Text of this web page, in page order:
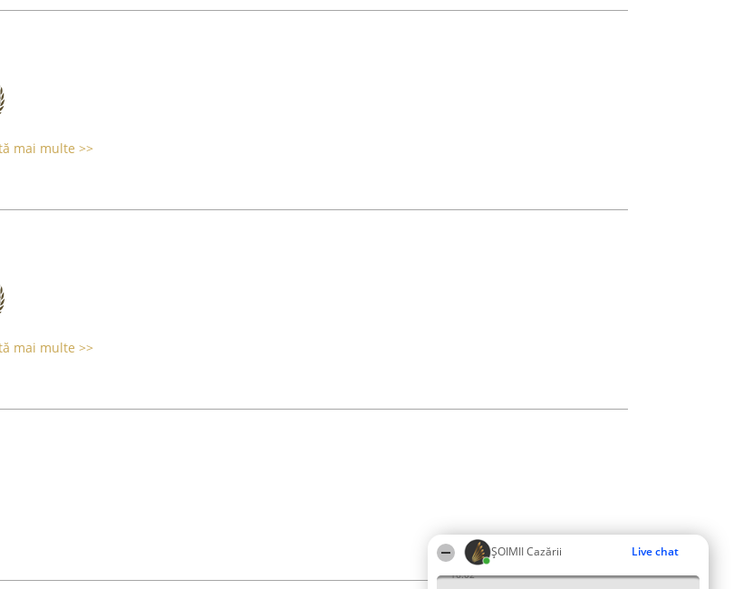
ȘOIMII Cazării Live chat
16:02
mai multe >>
mai multe >>